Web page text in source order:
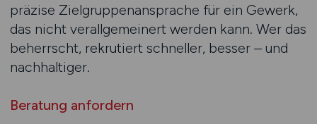
präzise Zielgruppenansprache für ein Gewerk,
das nicht verallgemeinert werden kann. Wer das
beherrscht, rekrutiert schneller, besser – und
nachhaltiger.
Beratung anfordern